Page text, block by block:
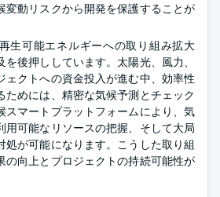
変動リスクから開発を保護することが
生可能エネルギーへの取り組み拡大
を後押ししています。太陽光、風力、
ェクトへの資金投入が進む中、効率性
ためには、精密な気候予測とチェック
スマートプラットフォームにより、気
用可能なリソースの把握、そして大局
処が可能になります。こうした取り組
の向上とプロジェクトの持続可能性が